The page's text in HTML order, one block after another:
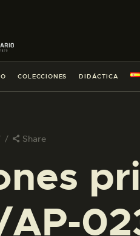
COLECCIONES DIDÁCTICA
Share
AP-